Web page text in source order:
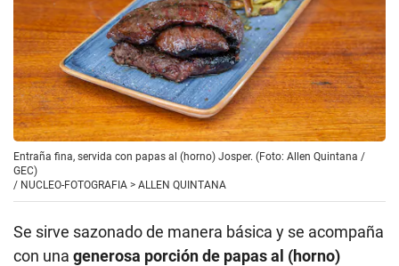
Entraña fina, servida con papas al (horno) Josper. (Foto: Allen Quintana /
GEC)
/ NUCLEO-FOTOGRAFIA > ALLEN QUINTANA
Se sirve sazonado de manera básica y se acompaña
con una generosa porción de papas al (horno)